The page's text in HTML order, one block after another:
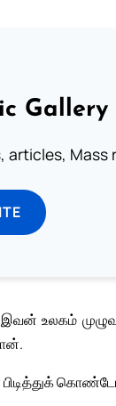
Gallery
Mass
உலகம்